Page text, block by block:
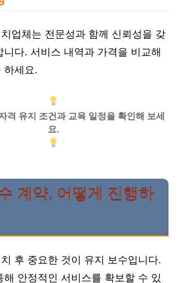
업체는 전문성과 함께 신뢰성을 갖
니다. 서비스 내역과 가격을 비교해
하세요.
격 유지 조건과 교육 일정을 확인해 보세
요.
계약, 어떻게 진행하
후 중요한 것이 유지 보수입니다.
해 안정적인 서비스를 확보할 수 있